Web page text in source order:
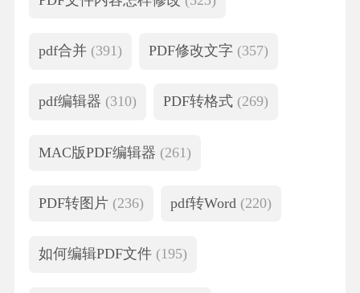
pdf合并 (391) PDF修改文字 (357)
pdf编辑器 (310) PDF转格式 (269)
MAC版PDF编辑器 (261)
PDF转图片 (236) pdf转Word (220)
如何编辑PDF文件 (195)